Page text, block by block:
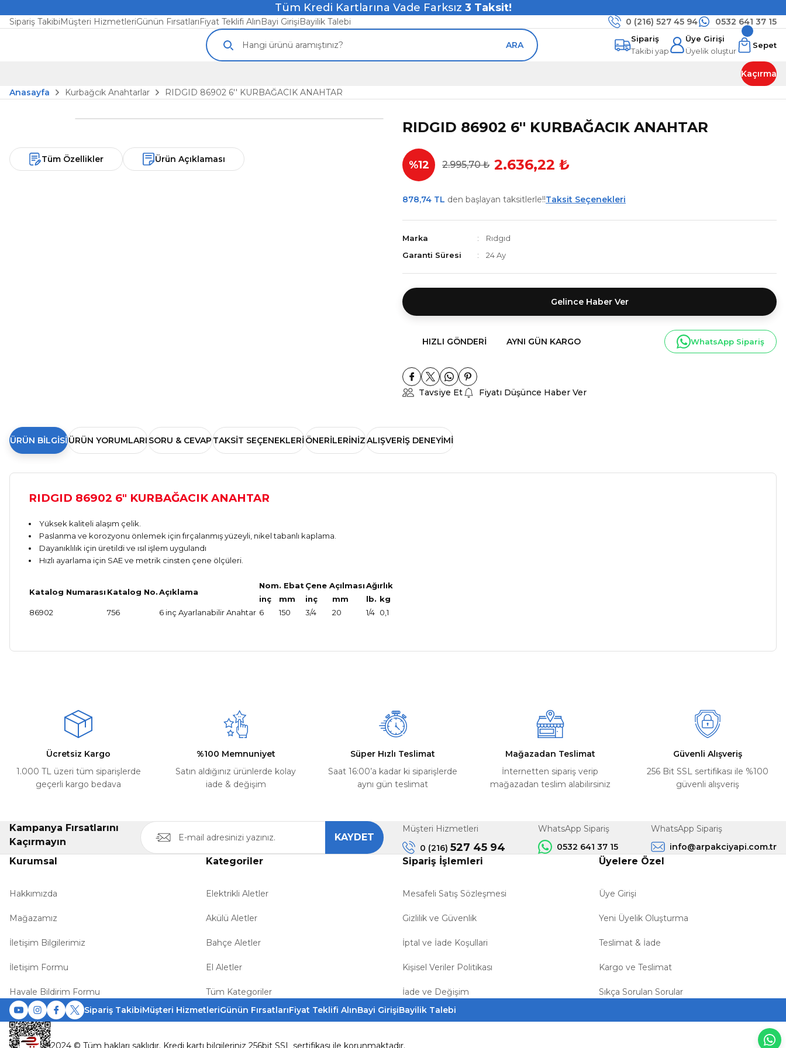
Tüm Kredi Kartlarına Vade Farksız 3 Taksit!
Sipariş TakibiMüşteri HizmetleriGünün FırsatlarıFiyat Teklifi AlınBayi GirişiBayilik Talebi 0 (216) 527 45 94 0532 641 37 15
ARA
Sipariş
Takibi yap
Üye Girişi
Üyelik oluştur
Sepet
Kaçırma
Anasayfa
Kurbağcık Anahtarlar RIDGID 86902 6'' KURBAĞACIK ANAHTAR
Tüm Özellikler Ürün Açıklaması
RIDGID 86902 6'' KURBAĞACIK ANAHTAR
%12 2.995,70 ₺ 2.636,22 ₺
878,74 TL den başlayan taksitlerle!!Taksit Seçenekleri
Marka
Rıdgıd
Garanti Süresi
24 Ay
Gelince Haber Ver
HIZLI GÖNDERI AYNI GÜN KARGO WhatsApp Sipariş
Tavsiye Et Fiyatı Düşünce Haber Ver
ÜRÜN BILGISI ÜRÜN YORUMLARISORU & CEVAPTAKSIT SEÇENEKLERIÖNERILERINIZALIŞVERIŞ DENEYIMI
RIDGID 86902 6" KURBAĞACIK ANAHTAR
Yüksek kaliteli alaşım çelik.
Paslanma ve korozyonu önlemek için fırçalanmış yüzeyli, nikel tabanlı kaplama.
Dayanıklılık için üretildi ve ısıl işlem uygulandı
Hızlı ayarlama için SAE ve metrik cinsten çene ölçüleri.
Katalog Numarası Katalog No.Açıklama
Nom. EbatÇene AçılmasıAğırlık
inç
mm inç mm lb. kg
86902
756 6 inç Ayarlanabilir Anahtar 6 150 3/4 20 1/4 0,1
Ürün açıklamasında eksik bilgiler bulunuyor.
Ürün bilgilerinde hatalar bulunuyor.
Gönder
Ücretsiz Kargo
1.000 TL üzeri tüm siparişlerde
geçerli kargo bedava
%100 Memnuniyet
Satın aldığınız ürünlerde kolay
iade & değişim
Süper Hızlı Teslimat
Saat 16:00’a kadar ki siparişlerde
aynı gün teslimat
Mağazadan Teslimat
İnternetten sipariş verip
mağazadan teslim alabilirsiniz
Güvenli Alışveriş
256 Bit SSL sertifikası ile %100
güvenli alışveriş
Kampanya Fırsatlarını
Kaçırmayın
KAYDET
Müşteri Hizmetleri
0 (216) 527 45 94
WhatsApp Sipariş
0532 641 37 15
WhatsApp Sipariş
info@arpakciyapi.com.tr
Kurumsal
Hakkımızda
Mağazamız
İletişim Bilgilerimiz
İletişim Formu
Havale Bildirim Formu
Kategoriler
Elektrikli Aletler
Akülü Aletler
Bahçe Aletler
El Aletler
Tüm Kategoriler
Sipariş İşlemleri
Mesafeli Satış Sözleşmesi
Gizlilik ve Güvenlik
İptal ve İade Koşullari
Kişisel Veriler Politikası
İade ve Değişim
Üyelere Özel
Üye Girişi
Yeni Üyelik Oluşturma
Teslimat & İade
Kargo ve Teslimat
Sıkça Sorulan Sorular
Sipariş TakibiMüşteri HizmetleriGünün FırsatlarıFiyat Teklifi AlınBayi GirişiBayilik Talebi
2024 © Tüm hakları saklıdır. Kredi kartı bilgileriniz 256bit SSL sertifikası ile korunmaktadır.